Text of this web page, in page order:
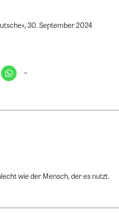
30. September 2024
wie der Mensch, der es nutzt.